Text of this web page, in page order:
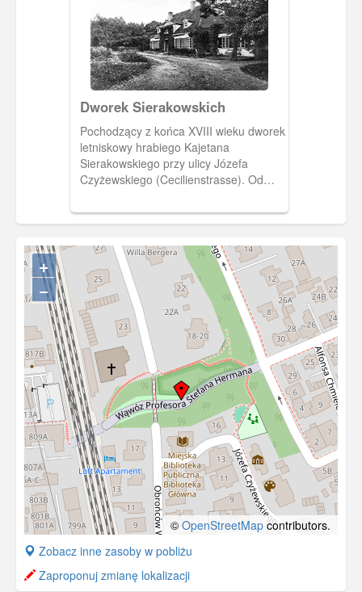
Chrystusowego. Ok. 1920 r., zbiór W.
Sautera – Sopot. [IDX:1902,1126]
Dworek Sierakowskich
Pochodzący z końca XVIII wieku dworek
letniskowy hrabiego Kajetana
Sierakowskiego przy ulicy Józefa
Czyżewskiego (Cecilienstrasse). Od
Przyjaciół Sopotu. 1903 r., BG PAN.
[IDX:1978,1152]
+
−
© OpenStreetMapcontributors.
+
−
Zobacz inne zasoby w pobliżu
Zaproponuj zmianę lokalizacji